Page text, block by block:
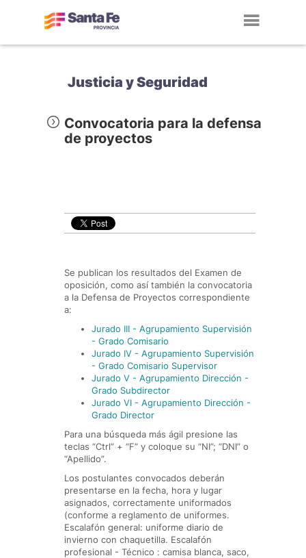
Justicia y Seguridad
Convocatoria para la defensa
de proyectos
Se publican los resultados del Examen de
oposición, como así también la convocatoria
a la Defensa de Proyectos correspondiente
a:
Jurado III - Agrupamiento Supervisión
- Grado Comisario
Jurado IV - Agrupamiento Supervisión
- Grado Comisario Supervisor
Jurado V - Agrupamiento Dirección -
Grado Subdirector
Jurado VI - Agrupamiento Dirección -
Grado Director
Para una búsqueda más ágil presione las
teclas “Ctrl” + “F” y coloque su “NI”; “DNI” o
“Apellido”.
Los postulantes convocados deberán
presentarse en la fecha, hora y lugar
asignados, correctamente uniformados
(conforme a reglamento de uniformes.
Escalafón general: uniforme diario de
invierno con chaquetilla. Escalafón
profesional - Técnico : camisa blanca, saco,